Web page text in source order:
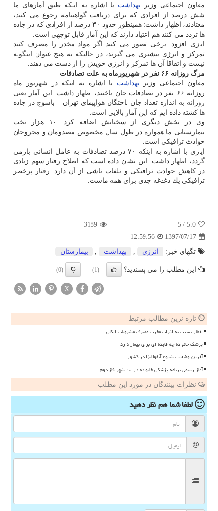
معاون اجتماعی وزیر بهداشت با اشاره به اینكه طبق آمارهای ما
شش درصد از افرادی كه برای دریافت گواهینامه رجوع می كنند،
معتادند، اظهار داشت: همینطور حدود ۳۰ درصد از افرادی كه در جاده
ها تردد می كنند هم اعتیاد دارند كه این آمار قابل توجهی است.
ایازی افزود: برخی تصور می كنند اگر مواد مخدر را مصرف كنند
تمركز و انرژی بیشتری می گیرند، در حالیكه به هیچ عنوان اینگونه
نیست و اتفاقا آن ها تمركز و انرژی خویش را از دست می دهند.
مرگ روزانه ۶۶ نفر در شهریورماه به علت تصادفات
معاون اجتماعی وزیر بهداشت با اشاره به اینكه در شهریور ماه
روزانه ۶۶ نفر در تصادفات جان باختند، اظهار داشت: این آمار یعنی
روزانه به اندازه تعداد جان باختگان هواپیمای تهران – یاسوج در جاده
ها كشته داده ایم كه این آمار بالایی است.
وی در بخش دیگری از سخنانش اضافه كرد: ۱۰ هزار تخت
بیمارستانی ما همواره در طول سال مخصوص مصدومان و مجروحان
حوادث ترافیكی است.
ایازی با اشاره به اینكه ۷۰ درصد تصادفات به عامل انسانی بازمی
گردد، اظهار داشت: این نشان داده است كه اصلاح رفتار سهم زیادی
در كاهش حوادث ترافیكی و تلفات ناشی از آن دارد. رفتار پرخطر
ترافیكی یك دغدغه جدی برای همه ماست.
5.0
/ 5
3189
1397/07/17
12:59:56
تگهای خبر:
انرژی , بهداشت , بیمارستان
این مطلب را می پسندید؟ (1)
(0)
X
تازه ترین مطالب مرتبط
اخطار نسبت به اثرات مخرب مصرف مشروبات الکلی
پزشک خانواده چه فایده ای برای بیمار دارد
آخرین وضعیت شیوع آنفولانزا در کشور
آغاز رسمی برنامه پزشکی خانواده در ۲۰ شهر فاز دوم
نظرات بینندگان در مورد این مطلب
لطفا شما همنظر دهید